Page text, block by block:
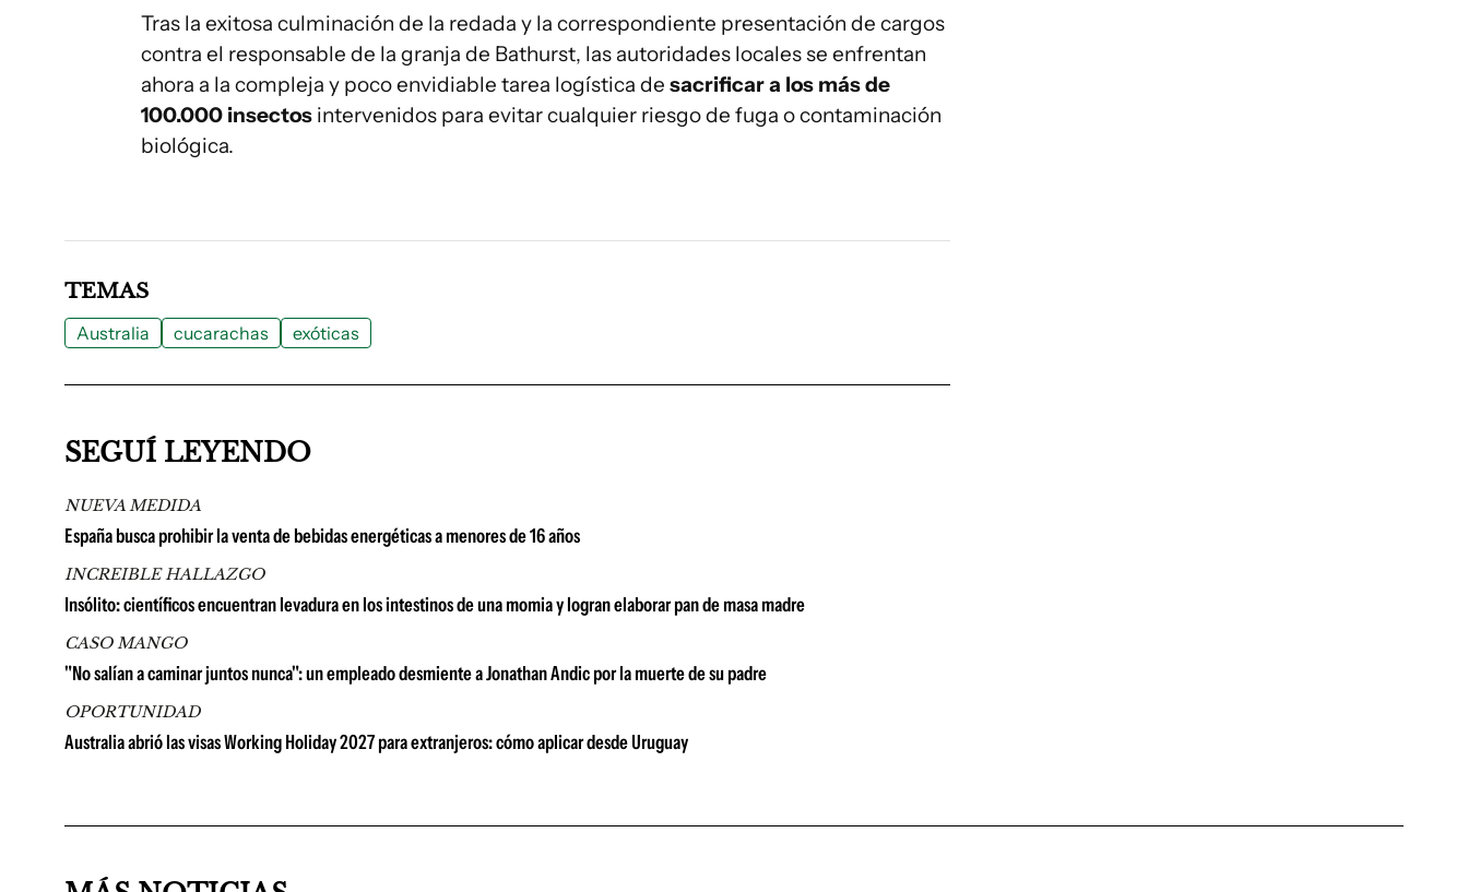
Tras la exitosa culminación de la redada y la correspondiente presentación de cargos
contra el responsable de la granja de Bathurst, las autoridades locales se enfrentan
ahora a la compleja y poco envidiable tarea logística de sacrificar a los más de
100.000 insectos intervenidos para evitar cualquier riesgo de fuga o contaminación
biológica.
TEMAS
Australia cucarachas exóticas
SEGUÍ LEYENDO
NUEVA MEDIDA
España busca prohibir la venta de bebidas energéticas a menores de 16 años
INCREIBLE HALLAZGO
Insólito: científicos encuentran levadura en los intestinos de una momia y logran elaborar pan de masa madre
CASO MANGO
"No salían a caminar juntos nunca": un empleado desmiente a Jonathan Andic por la muerte de su padre
OPORTUNIDAD
Australia abrió las visas Working Holiday 2027 para extranjeros: cómo aplicar desde Uruguay